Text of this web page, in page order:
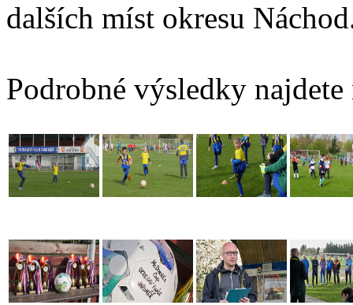
dalších míst okresu
Podrobné výsledky